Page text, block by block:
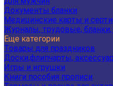
Документы бланки
Медицинские карты и
Журналы, трудовые,
Еще категории
Товары для праздников
Доски,флипчарты,
Игры и игрушки
Книги пособия прописи